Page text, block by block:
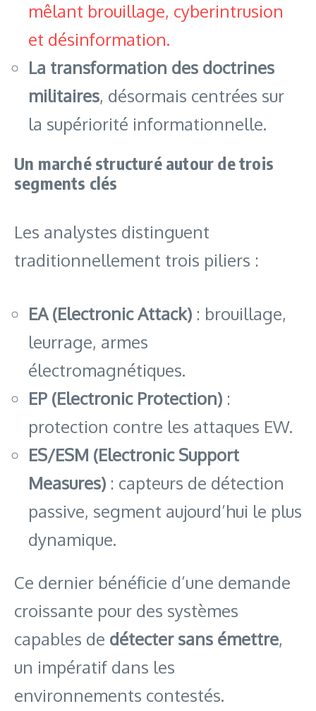
mêlant brouillage, cyberintrusion
et désinformation.
La transformation des doctrines
militaires, désormais centrées sur
la supériorité informationnelle.
Un marché structuré autour de trois
segments clés
Les analystes distinguent
traditionnellement trois piliers :
EA (Electronic Attack) : brouillage,
leurrage, armes
électromagnétiques.
EP (Electronic Protection) :
protection contre les attaques EW.
ES/ESM (Electronic Support
Measures) : capteurs de détection
passive, segment aujourd’hui le plus
dynamique.
Ce dernier bénéficie d’une demande
croissante pour des systèmes
capables de détecter sans émettre,
un impératif dans les
environnements contestés.